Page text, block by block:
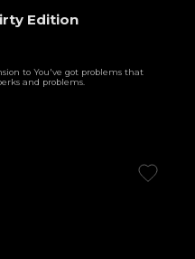
Edition
to You've got problems that
and problems.